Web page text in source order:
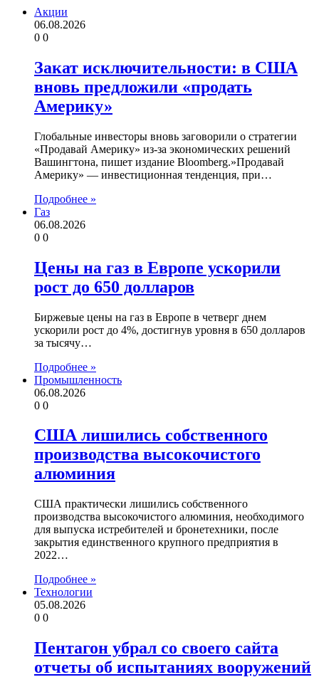
Акции
06.08.2026
0 0
Закат исключительности: в США
вновь предложили «продать
Америку»
Глобальные инвесторы вновь заговорили о стратегии
«Продавай Америку» из-за экономических решений
Вашингтона, пишет издание Bloomberg.»Продавай
Америку» — инвестиционная тенденция, при…
Подробнее »
Газ
06.08.2026
0 0
Цены на газ в Европе ускорили
рост до 650 долларов
Биржевые цены на газ в Европе в четверг днем
ускорили рост до 4%, достигнув уровня в 650 долларов
за тысячу…
Подробнее »
Промышленность
06.08.2026
0 0
США лишились собственного
производства высокочистого
алюминия
США практически лишились собственного
производства высокочистого алюминия, необходимого
для выпуска истребителей и бронетехники, после
закрытия единственного крупного предприятия в
2022…
Подробнее »
Технологии
05.08.2026
0 0
Пентагон убрал со своего сайта
отчеты об испытаниях вооружений